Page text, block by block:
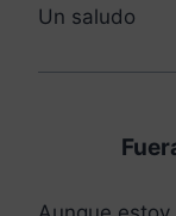
Un saludo